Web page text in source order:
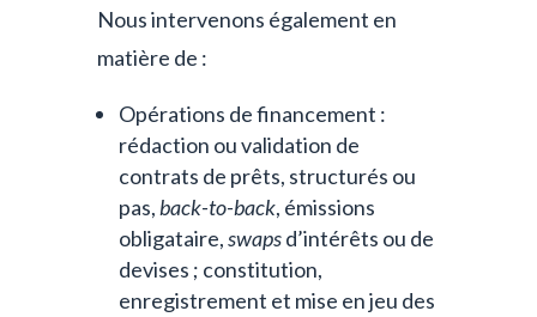
Nous intervenons également en
matière de :
Opérations de financement :
rédaction ou validation de
contrats de prêts, structurés ou
pas, back-to-back, émissions
obligataire,swapsd’intérêts ou de
devises ; constitution,
enregistrement et mise en jeu des